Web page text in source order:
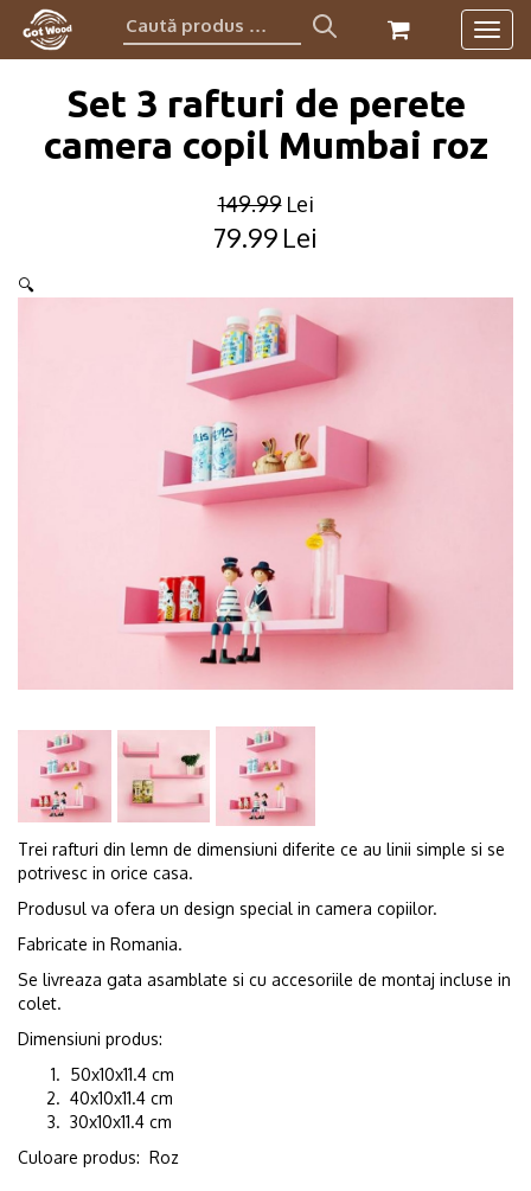
Caută
produs:
Set 3 rafturi de perete
camera copil Mumbai roz
149.99 Lei
Original
was:
149.99lei.
79.99 Lei
Current
is:
79.99lei.
🔍
Trei rafturi din lemn de dimensiuni diferite ce au linii simple si se
potrivesc in orice casa.
Produsul va ofera un design special in camera copiilor.
Fabricate in Romania.
Se livreaza gata asamblate si cu accesoriile de montaj incluse in
colet.
Dimensiuni produs:
50x10x11.4 cm
40x10x11.4 cm
30x10x11.4 cm
Culoare produs: Roz